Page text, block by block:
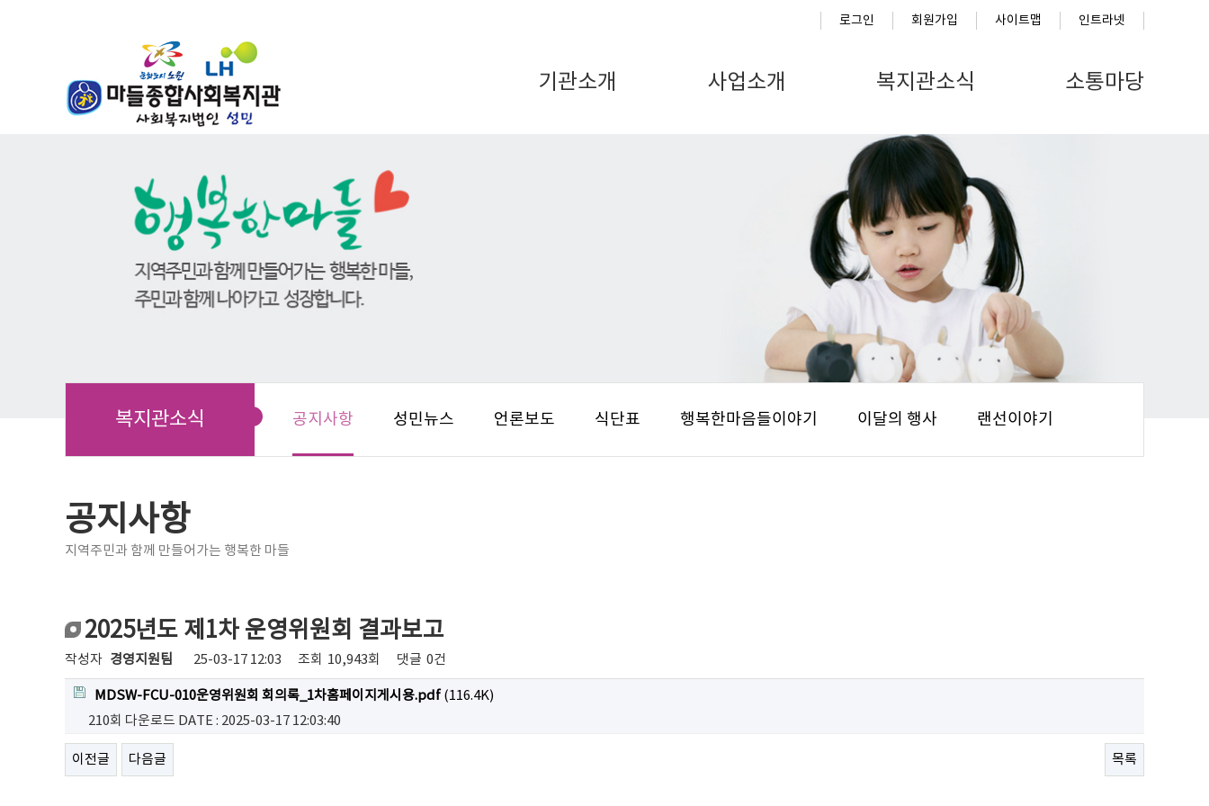
로그인 회원가입 사이트맵 인트라넷
기관소개 사업소개 복지관소식 소통마당
복지관소식 공지사항 성민뉴스 언론보도 식단표 행복한마음들이야기 이달의 행사 랜선이야기
공지사항
지역주민과 함께 만들어가는 행복한 마들
2025년도 제1차 운영위원회 결과보고
작성자 경영지원팀 25-03-17 12:03 조회 10,943회 댓글 0건
MDSW-FCU-010운영위원회 회의록_1차홈페이지게시용.pdf (116.4K)
210회 다운로드 DATE : 2025-03-17 12:03:40
이전글 다음글 목록